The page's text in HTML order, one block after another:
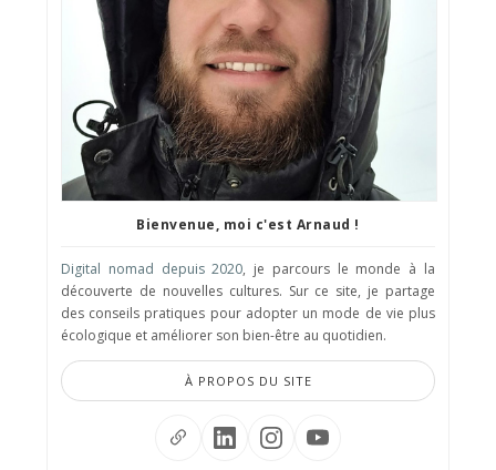
Bienvenue, moi c'est Arnaud !
Digital nomad depuis 2020, je parcours le monde à la
découverte de nouvelles cultures. Sur ce site, je partage
des conseils pratiques pour adopter un mode de vie plus
écologique et améliorer son bien-être au quotidien.
À PROPOS DU SITE